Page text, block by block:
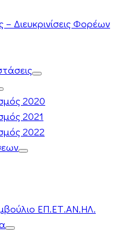
Διευκρινίσεις Φορέων
2020
2021
2022
ΕΠ.ΕΤ.ΑΝ.ΗΛ.